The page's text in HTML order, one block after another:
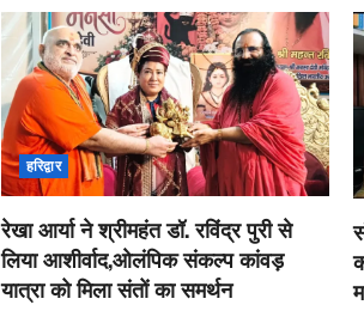
हरिद्वार
रेखा आर्या ने श्रीमहंत डॉ. रविंद्र पुरी से
लिया आशीर्वाद,ओलंपिक संकल्प कांवड़
यात्रा को मिला संतों का समर्थन